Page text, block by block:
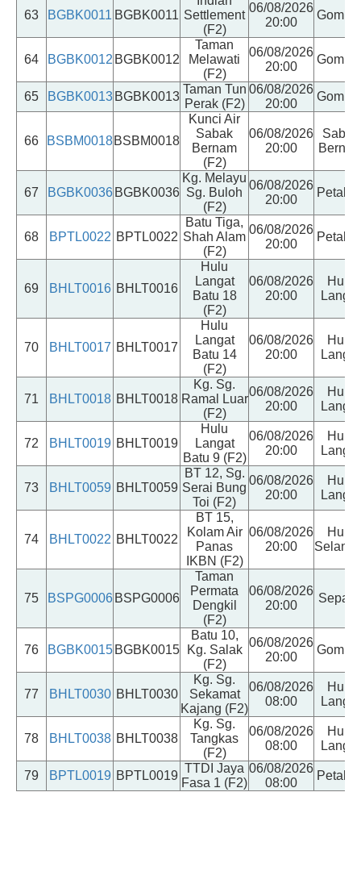
63 BGBK0011 BGBK0011 Settlement
(F2)
06/08/2026
20:00
64 BGBK0012 BGBK0012
Taman
Melawati
(F2)
06/08/2026
20:00
65 BGBK0013 BGBK0013
Taman Tun
Perak (F2)
06/08/2026
20:00
66 BSBM0018BSBM0018
Kunci Air
Sabak
Bernam
(F2)
06/08/2026
20:00
Sabak
67 BGBK0036 BGBK0036
Kg. Melayu
Sg. Buloh
(F2)
06/08/2026
20:00
68 BPTL0022 BPTL0022
Batu Tiga,
Shah Alam
(F2)
06/08/2026
20:00
69 BHLT0016 BHLT0016
Hulu
Langat
Batu 18
(F2)
06/08/2026
20:00
Hulu
Langat
70 BHLT0017 BHLT0017
Hulu
Langat
Batu 14
(F2)
06/08/2026
20:00
Hulu
Langat
71 BHLT0018 BHLT0018
Kg. Sg.
Ramal Luar
(F2)
06/08/2026
20:00
Hulu
Langat
72 BHLT0019 BHLT0019
Hulu
Langat
Batu 9 (F2)
06/08/2026
20:00
Hulu
Langat
73 BHLT0059 BHLT0059
BT 12, Sg.
Serai Bung
Toi (F2)
06/08/2026
20:00
Hulu
Langat
74 BHLT0022 BHLT0022
BT 15,
Kolam Air
Panas
IKBN (F2)
06/08/2026
20:00
Hulu
75 BSPG0006 BSPG0006
Taman
Permata
Dengkil
(F2)
06/08/2026
20:00
76 BGBK0015 BGBK0015
Batu 10,
Kg. Salak
(F2)
06/08/2026
20:00
77 BHLT0030 BHLT0030
Kg. Sg.
Sekamat
Kajang (F2)
06/08/2026
08:00
Hulu
Langat
78 BHLT0038 BHLT0038
Kg. Sg.
Tangkas
(F2)
06/08/2026
08:00
Hulu
Langat
79 BPTL0019 BPTL0019
TTDI Jaya
Fasa 1 (F2)
06/08/2026
08:00